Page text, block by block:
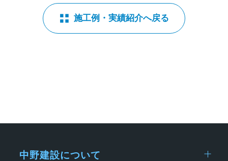
施工例・実績紹介へ戻る
中野建設について